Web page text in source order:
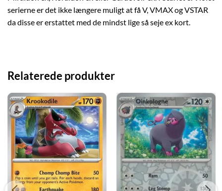
serierne er det ikke længere muligt at få V, VMAX og VSTAR
da disse er erstattet med de mindst lige så seje ex kort.
Relaterede produkter